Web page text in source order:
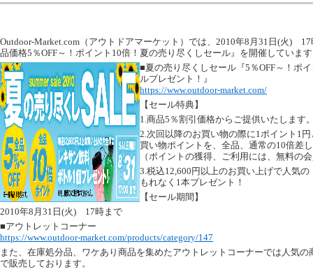
Outdoor-Market.com（アウトドアマーケット）では、2010年8月31日(火)
品価格5％OFF～！ポイント10倍！夏の売り尽くしセール』を開催していま
■夏の売り尽くしセール『5％OFF～！ポ
ルプレゼント！』
https://www.outdoor-market.com/
【セール特典】
1.商品5％割引価格からご提供いたします
2.次回以降のお買い物の際に1ポイント1
買い物ポイントを、全品、通常の10倍差
（ポイントの獲得、ご利用には、無料の
3.税込12,600円以上のお買い上げで人気
もれなく1本プレゼント！
【セール期間】
2010年8月31日(火) 17時まで
■アウトレットコーナー
https://www.outdoor-market.com/products/category/147
また、在庫処分品、ワケあり商品を集めたアウトレットコーナーでは人気
で販売しております。